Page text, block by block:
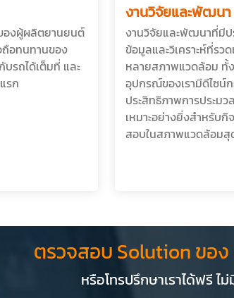
องผู้ผลิตยานยนต์
ถือทนทานของ
บรถได้เต็มที่ และ
รก
งานวิจัยและพัฒนา
งานวิจัยและพัฒนาที่มีป
ข้อมูลและวิเคราะห์ที่รว
หลายสภาพแวดล้อม ทั้
อุปกรณ์ของเรามีดีไซน์
ประสิทธิภาพการประมว
เหมาะอย่างยิ่งสำหรับ
สอบในสภาพแวดล้อมสุ
ตรวจสอบ Solution ขอ
หรือโทรปรึกษาเราได้ฟรี ไ